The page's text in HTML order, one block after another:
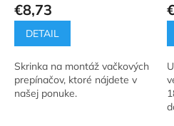
€8,73
DETAIL
Skrinka na montáž vačkových
prepínačov, ktoré nájdete v
našej ponuke.